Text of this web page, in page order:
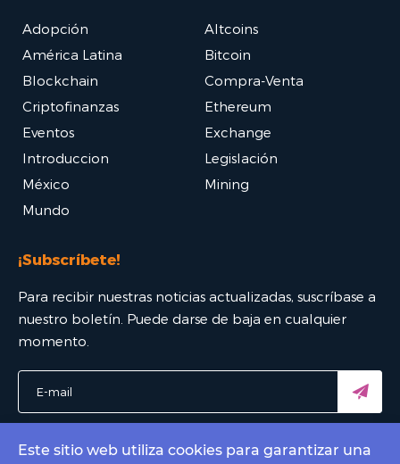
Adopción
Altcoins
América Latina
Bitcoin
Blockchain
Compra-Venta
Criptofinanzas
Ethereum
Eventos
Exchange
Introduccion
Legislación
México
Mining
Mundo
¡Subscríbete!
Para recibir nuestras noticias actualizadas, suscríbase a
nuestro boletín. Puede darse de baja en cualquier
momento.
Este sitio web utiliza cookies para garantizar una